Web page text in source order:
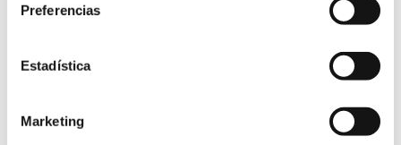
Preferencias
Estadística
Marketing
interfonos IP en tus
Seguridad operativa:
permite actuar rápidamente
Mejora de la eficiencia:
facilita la coordinación en